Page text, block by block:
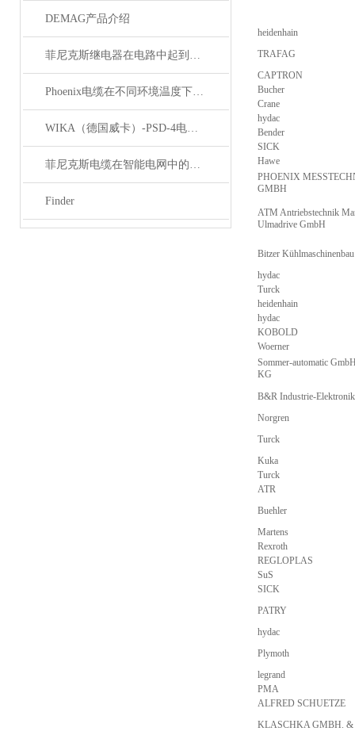
DEMAG产品介绍
菲尼克斯继电器在电路中起到什么作用？
Phoenix电缆在不同环境温度下的性能表现如何？
WIKA（德国威卡）-PSD-4电子压力开关
菲尼克斯电缆在智能电网中的应用
Finder
heidenhain
TRAFAG
CAPTRON
Bucher
Crane
hydac
Bender
SICK
Hawe
PHOENIX
GMBH
ATM Antriebstechnik
Ulmadrive GmbH
Bitzer
hydac
Turck
heidenhain
hydac
KOBOLD
Woerner
Sommer-automatic
KG
B&R Industrie-
Norgren
Turck
Kuka
Turck
ATR
Buehler
Martens
Rexroth
REGLOPLAS
SuS
SICK
PATRY
hydac
Plymoth
legrand
PMA
ALFRED SCHUETZE
KLASCHKA GMBH. &